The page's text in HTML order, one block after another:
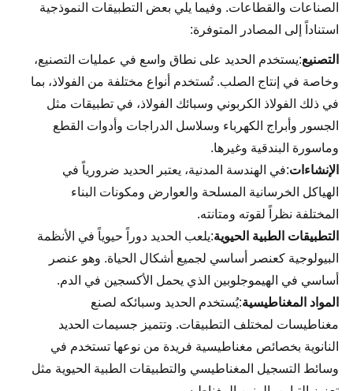
الصناعات والقطاعات. وفيما يلي بعض التطبيقات النموذجية
استناداً إلى المصادر المتوفرة:
التصنيع:يستخدم الحديد على نطاق واسع في عمليات التصنيع،
وخاصة في إنتاج الصلب. تُستخدم أنواع مختلفة من الفولاذ، بما
في ذلك الفولاذ الكربوني وسبائك الفولاذ، في تطبيقات مثل
الجسور وأبراج الكهرباء وسلاسل الدراجات وأدوات القطع
وماسورة البندقية وغيرها.
الإنشاءات:في الهندسة المدنية، يعتبر الحديد ضرورياً في
الهياكل الخرسانية المسلحة والعوارض ومكونات البناء
المختلفة نظراً لقوته ومتانته.
التطبيقات الطبية الحيوية:يلعب الحديد دوراً حيوياً في الأنظمة
البيولوجية كعنصر أساسي لجميع أشكال الحياة. وهو عنصر
أساسي في الهيموجلوبين الذي يحمل الأكسجين في الدم.
المواد المغناطيسية:يُستخدم الحديد وسبائكه لصنع
مغناطيسات لمختلف التطبيقات. وتتميز جسيمات الحديد
النانوية بخصائص مغناطيسية فريدة من نوعها تستخدم في
وسائط التسجيل المغناطيسي والتطبيقات الطبية الحيوية مثل